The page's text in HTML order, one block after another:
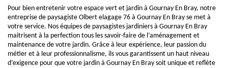
Pour bien entretenir votre espace vert et jardin à Gournay En Bray, notre
entreprise de paysagiste Olbert elagage 76 à Gournay En Bray se met à
votre service. Nos équipes de paysagistes jardiniers à Gournay En Bray
maitrisent à la perfection tous les savoir-faire de l’aménagement et
maintenance de votre jardin. Grâce à leur expérience, leur passion du
métier et à leur professionnalisme, ils vous garantissent un haut niveau
d’exigence pour que votre jardin à Gournay En Bray soit unique et reflète